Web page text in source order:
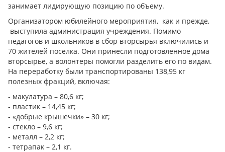
занимает лидирующую позицию по объему.
Организатором юбилейного мероприятия, как и прежде,
выступила администрация учреждения. Помимо
педагогов и школьников в сбор вторсырья включились и
70 жителей поселка. Они принесли подготовленное дома
вторсырье, а волонтеры помогли разделить его по видам.
На переработку были транспортированы 138,95 кг
полезных фракций, включая:
- макулатура – 80,6 кг;
- пластик – 14,45 кг;
- «добрые крышечки» – 30 кг;
- стекло – 9,6 кг;
- металл – 2,2 кг;
- тетрапак – 2,1 кг.